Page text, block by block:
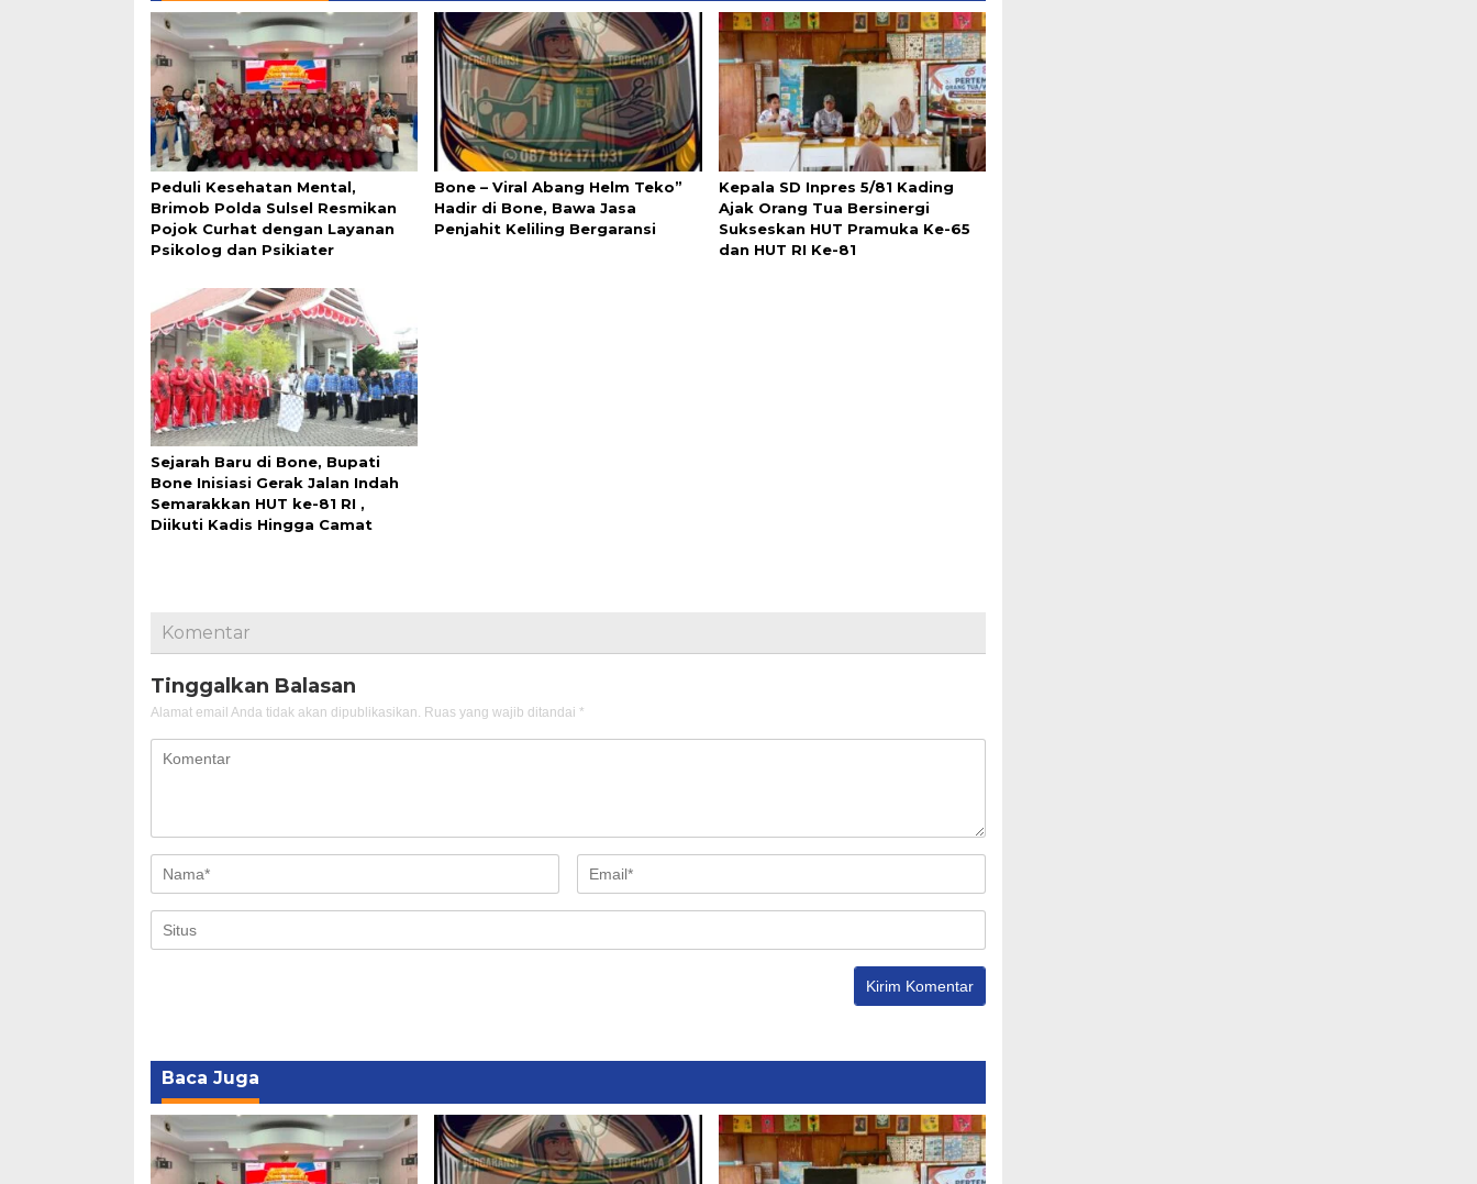
Peduli Kesehatan Mental,
Brimob Polda Sulsel Resmikan
Pojok Curhat dengan Layanan
Psikolog dan Psikiater
Bone – Viral Abang Helm Teko”
Hadir di Bone, Bawa Jasa
Penjahit Keliling Bergaransi
Kepala SD Inpres 5/81 Kading
Ajak Orang Tua Bersinergi
Sukseskan HUT Pramuka Ke-65
dan HUT RI Ke-81
Sejarah Baru di Bone, Bupati
Bone Inisiasi Gerak Jalan Indah
Semarakkan HUT ke-81 RI ,
Diikuti Kadis Hingga Camat
Komentar
Tinggalkan Balasan
Alamat email Anda tidak akan dipublikasikan. Ruas yang wajib ditandai *
Baca Juga